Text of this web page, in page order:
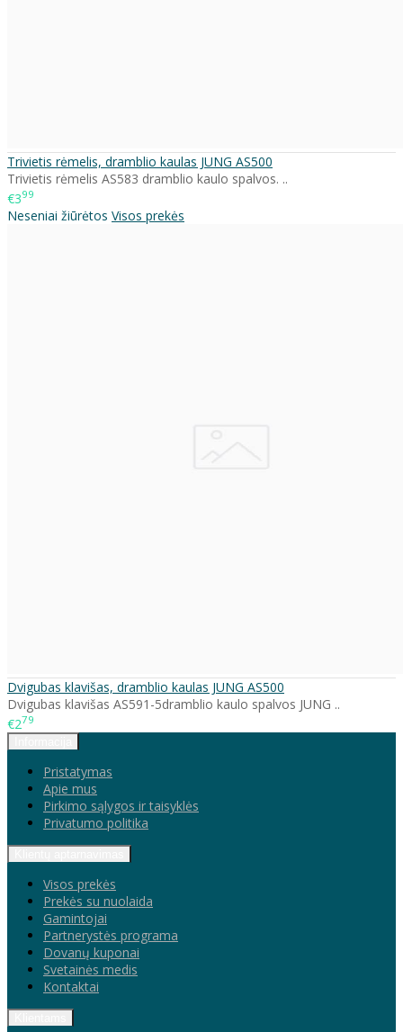
Trivietis rėmelis, dramblio kaulas JUNG AS500
Trivietis rėmelis AS583 dramblio kaulo spalvos. ..
€399
Neseniai žiūrėtos Visos prekės
Dvigubas klavišas, dramblio kaulas JUNG AS500
Dvigubas klavišas AS591-5dramblio kaulo spalvos JUNG ..
€279
Pristatymas
Apie mus
Pirkimo sąlygos ir taisyklės
Privatumo politika
Visos prekės
Prekės su nuolaida
Gamintojai
Partnerystės programa
Dovanų kuponai
Svetainės medis
Kontaktai